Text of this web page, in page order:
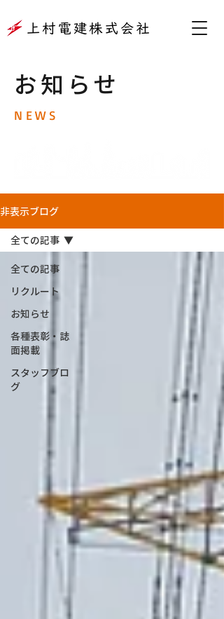
​お知らせ
NEWS
非表示ブログ
全ての記事
リクルート
お知らせ
各種表彰・誌
面掲載
スタッフブロ
グ
全ての記事